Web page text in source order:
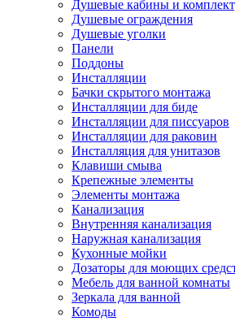
Душевые кабины и
Душевые ограждения
Душевые уголки
Панели
Поддоны
Инсталляции
Бачки скрытого монтажа
Инсталляции для биде
Инсталляции для писсуаров
Инсталляции для раковин
Инсталляция для унитазов
Клавиши смыва
Крепежные элементы
Элементы монтажа
Канализация
Внутренняя канализация
Наружная канализация
Кухонные мойки
Дозаторы для моющих
Мебель для ванной комнаты
Зеркала для ванной
Комоды